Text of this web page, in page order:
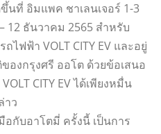
นที่ อิมแพค ชาเลนเจอร์ 1-3
12 ธันวาคม 2565 สำหรับ
ไฟฟ้า VOLT CITY EV และอยู่
งกรุงศรี ออโต ด้วยข้อเสนอ
CITY EV ได้เพียงหมื่น
าว
กับอาโตมี่ ครั้งนี้ เป็นการ